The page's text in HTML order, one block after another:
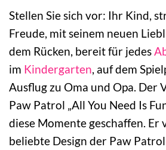
Stellen Sie sich vor: Ihr Kind,
Freude, mit seinem neuen
dem Rücken, bereit für jedes
im Kindergarten, auf dem
Ausflug zu Oma und Opa. Der
Paw Patrol „All You Need Is
diese Momente geschaffen. Er
beliebte Design der Paw